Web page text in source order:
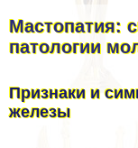
Мастопатия:
патологии
Признаки и
железы